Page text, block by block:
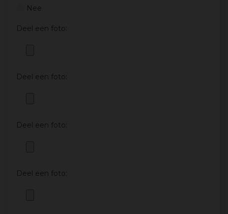
Nee
Deel een foto:
Deel een foto:
Deel een foto:
Deel een foto: